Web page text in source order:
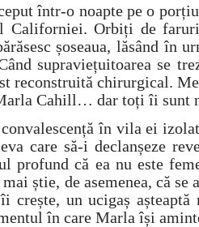
într-o noapte pe o
Californiei. Orbiți de
șoseaua, lăsând în
supraviețuitoarea se
reconstruită chirurgical.
Cahill… dar toți îi sunt
în vila ei
care să-i declanșeze
profund că ea nu este
știe, de asemenea, că
crește, un ucigaș
în care Marla își